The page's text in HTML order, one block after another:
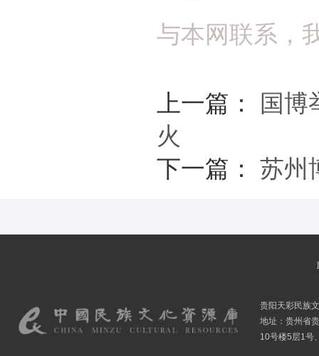
与本网联系，
上一篇：
国博
火
下一篇： 苏州
贵阳天彩民族
地址：贵州省
10号楼5层1号